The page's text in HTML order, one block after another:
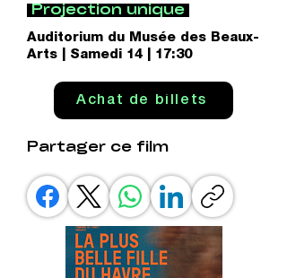
Projection unique
Auditorium du Musée des Beaux-
Arts | Samedi 14 | 17:30
Achat de billets
Partager ce film